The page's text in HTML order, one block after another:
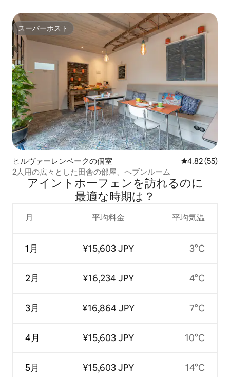
スーパーホスト
スーパーホスト
ヒルヴァーレンベークの個室 レビュー55
4.82 (55)
2人用の広々とした田舎の部屋、ヘブンルーム
アイントホーフェンを訪⁠れ⁠るの⁠に
最⁠適⁠な時⁠期⁠は⁠？
月
1月
2月
3月
4月
5月
平均料金
¥15,603 JPY
¥16,234 JPY
¥16,864 JPY
¥15,603 JPY
¥15,603 JPY
平均気温
3°C
4°C
7°C
10°C
14°C